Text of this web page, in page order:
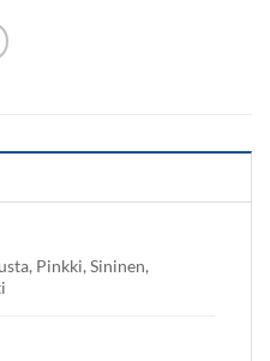
Pinkki, Sininen,